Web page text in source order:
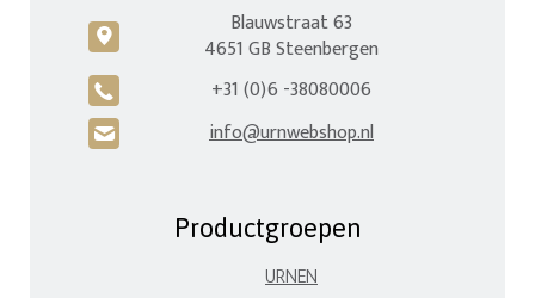
c
Blauwstraat 63
4651 GB Steenbergen
A +31 (0)6 -38080006
H info@urnwebshop.nl
Productgroepen
URNEN